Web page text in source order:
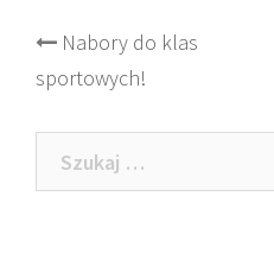
Post
navigation
Nabory do klas
sportowych!
Szukaj: